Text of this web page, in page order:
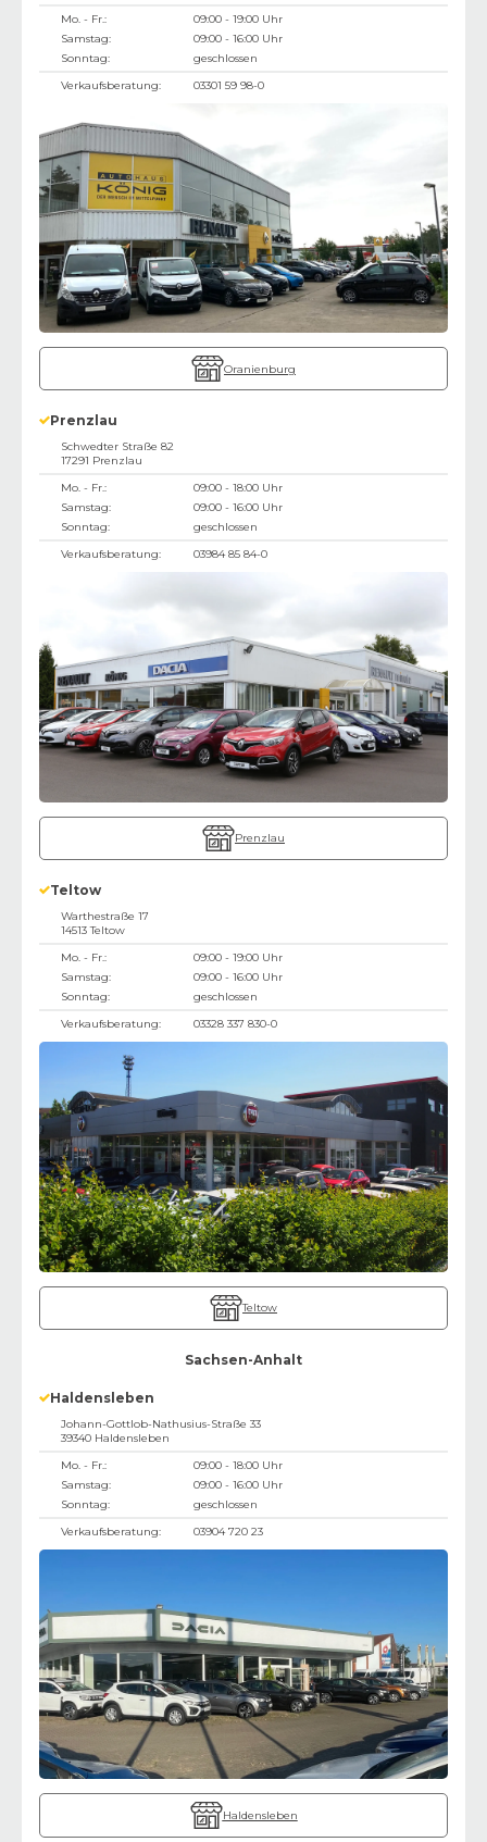
Mo. - Fr.:
09:00 - 19:00 Uhr
Samstag:
09:00 - 16:00 Uhr
Sonntag:
geschlossen
Verkaufsberatung:
03301 59 98-0
Oranienburg
Prenzlau
Schwedter Straße 82
17291 Prenzlau
Mo. - Fr.:
09:00 - 18:00 Uhr
Samstag:
09:00 - 16:00 Uhr
Sonntag:
geschlossen
Verkaufsberatung:
03984 85 84-0
Prenzlau
Teltow
Warthestraße 17
14513 Teltow
Mo. - Fr.:
09:00 - 19:00 Uhr
Samstag:
09:00 - 16:00 Uhr
Sonntag:
geschlossen
Verkaufsberatung:
03328 337 830-0
Teltow
Sachsen-Anhalt
Haldensleben
Johann-Gottlob-Nathusius-Straße 33
39340 Haldensleben
Mo. - Fr.:
09:00 - 18:00 Uhr
Samstag:
09:00 - 16:00 Uhr
Sonntag:
geschlossen
Verkaufsberatung:
03904 720 23
Haldensleben